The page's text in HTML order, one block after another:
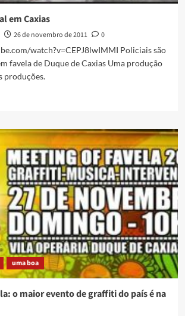
em Caxias
26 de novembro de 2011
0
watch?v=CEPJ8lwIMMI Policiais são
favela de Duque de Caxias Uma produção
produções.
uma boa
o maior evento de graffiti do país é na